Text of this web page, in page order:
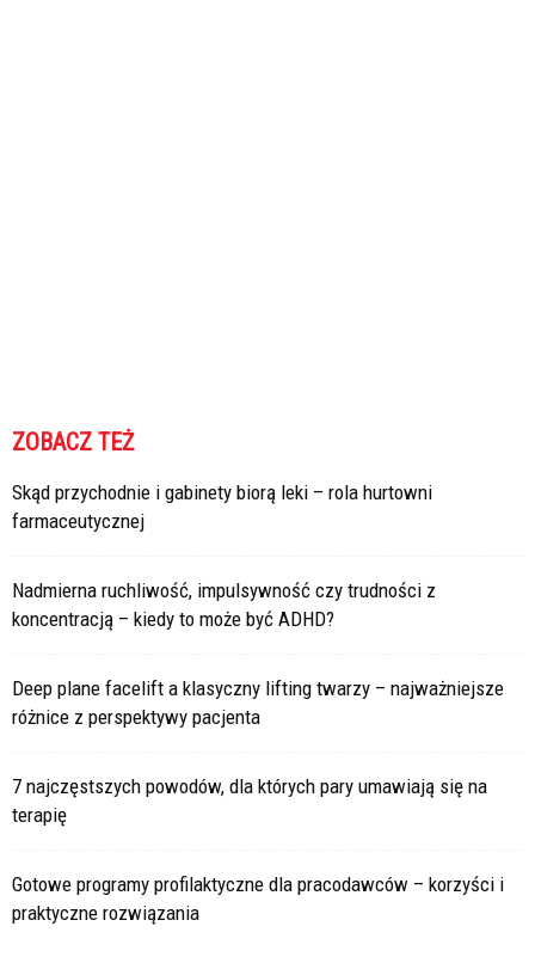
ZOBACZ TEŻ
Skąd przychodnie i gabinety biorą leki – rola hurtowni
farmaceutycznej
Nadmierna ruchliwość, impulsywność czy trudności z
koncentracją – kiedy to może być ADHD?
Deep plane facelift a klasyczny lifting twarzy – najważniejsze
różnice z perspektywy pacjenta
7 najczęstszych powodów, dla których pary umawiają się na
terapię
Gotowe programy profilaktyczne dla pracodawców – korzyści i
praktyczne rozwiązania